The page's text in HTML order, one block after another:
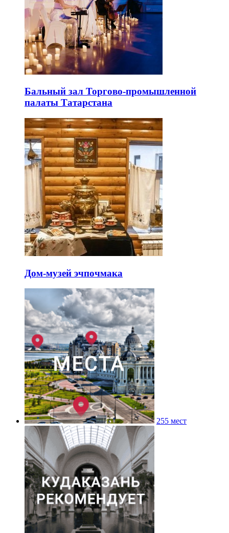
Бальный зал Торгово-промышленной
палаты Татарстана
Дом-музей эчпочмака
255 мест